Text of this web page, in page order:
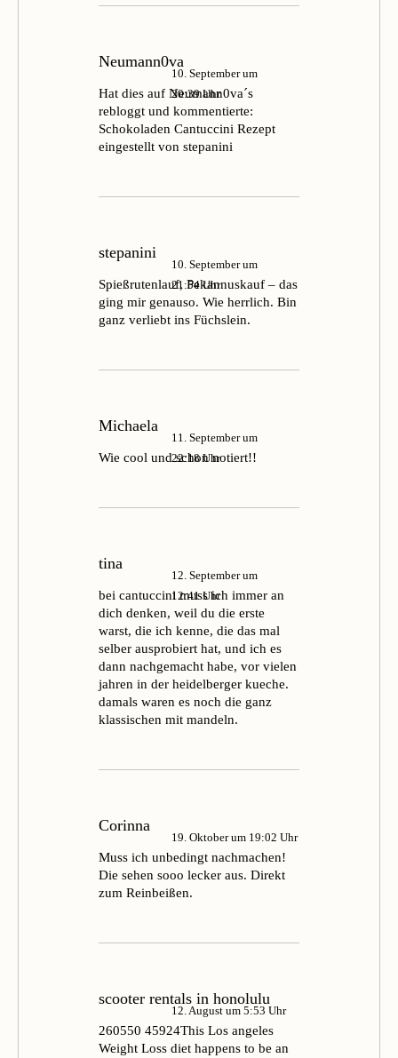
Neumann0va
10. September um
20:39 Uhr
Hat dies auf Neumann0va´s
rebloggt und kommentierte:
Schokoladen Cantuccini Rezept
eingestellt von stepanini
stepanini
10. September um
21:54 Uhr
Spießrutenlauf, Pekannuskauf – das
ging mir genauso. Wie herrlich. Bin
ganz verliebt ins Füchslein.
Michaela
11. September um
22:18 Uhr
Wie cool und schon notiert!!
tina
12. September um
12:41 Uhr
bei cantuccini muss ich immer an
dich denken, weil du die erste
warst, die ich kenne, die das mal
selber ausprobiert hat, und ich es
dann nachgemacht habe, vor vielen
jahren in der heidelberger kueche.
damals waren es noch die ganz
klassischen mit mandeln.
Corinna
19. Oktober um 19:02 Uhr
Muss ich unbedingt nachmachen!
Die sehen sooo lecker aus. Direkt
zum Reinbeißen.
scooter rentals in honolulu
12. August um 5:53 Uhr
260550 45924This Los angeles
Weight Loss diet happens to be an